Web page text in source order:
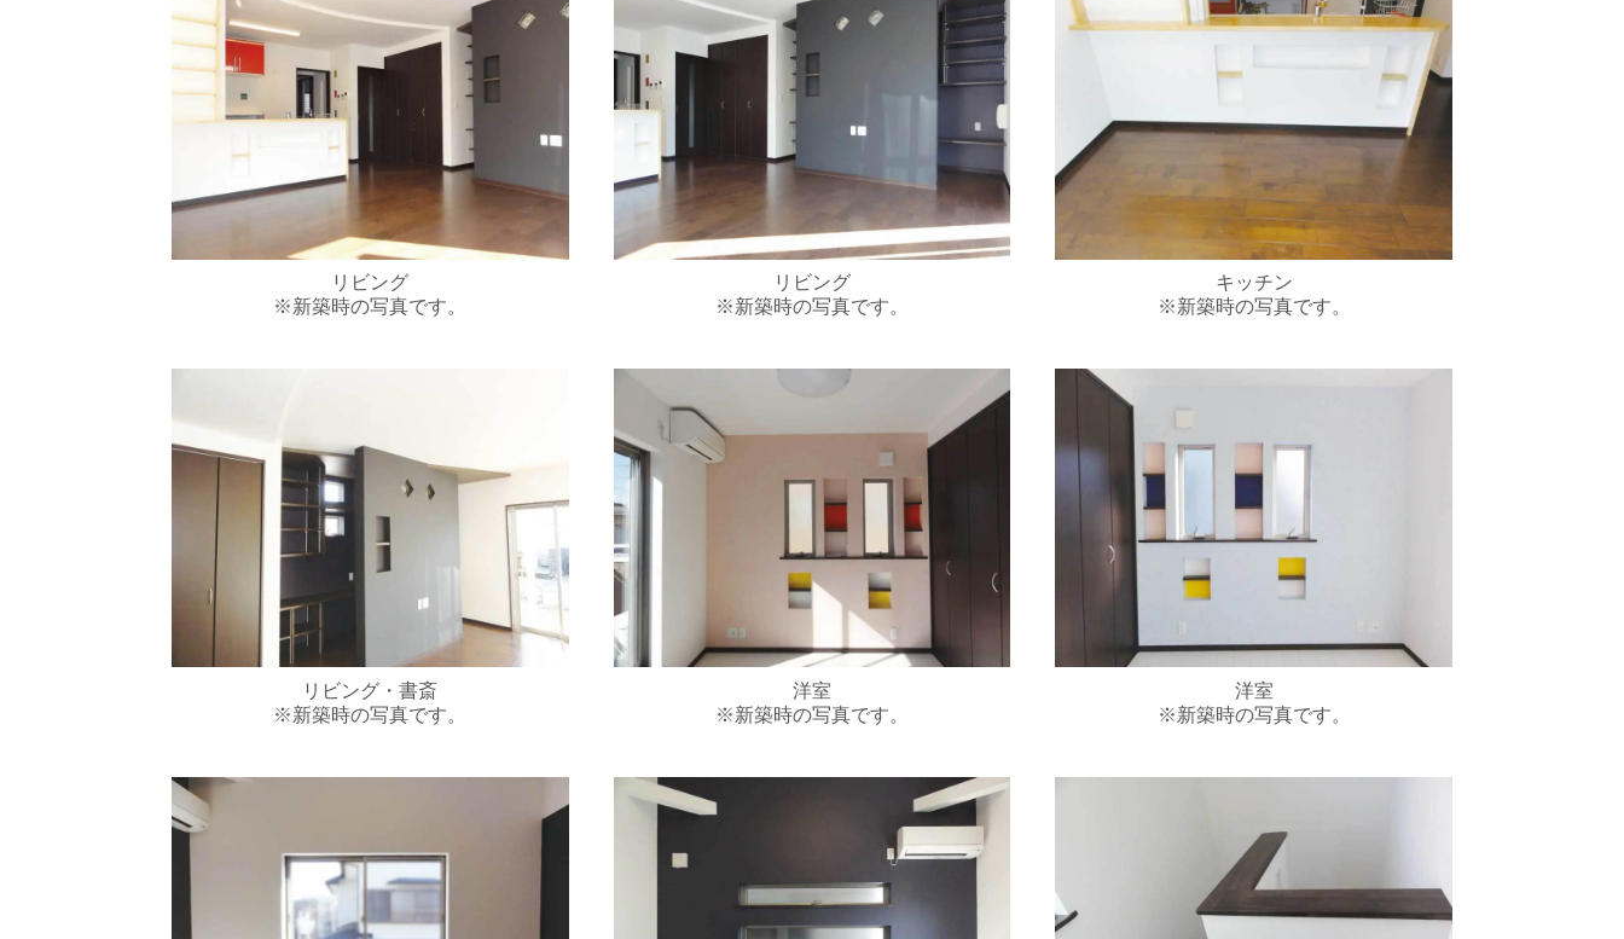
リビング
※新築時の写真です。
リビング
※新築時の写真です。
キッチン
※新築時の写真です。
リビング・書斎
※新築時の写真です。
洋室
※新築時の写真です。
洋室
※新築時の写真です。